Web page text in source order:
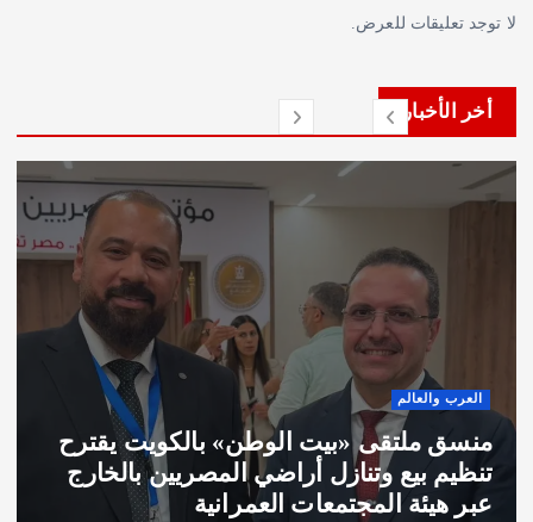
للعرض.
ملتقى «بيت الوطن» بالكويت يقترح
بيع وتنازل أراضي المصريين بالخارج
المجتمعات العمرانية